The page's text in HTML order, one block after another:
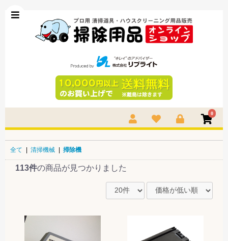
0
全て | 清掃機械 | 掃除機
113件の商品が見つかりました